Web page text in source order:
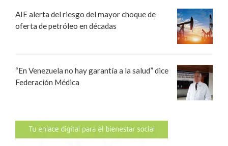
AIE alerta del riesgo del mayor choque de
oferta de petróleo en décadas
“En Venezuela no hay garantía a la salud” dice
Federación Médica